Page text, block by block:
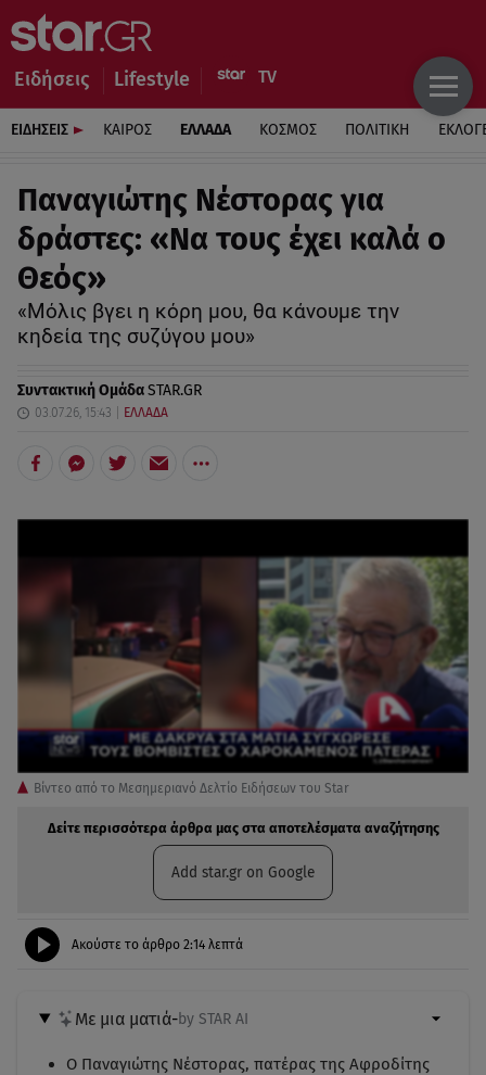
Ειδήσεις Lifestyle
ΕΙΔΗΣΕΙΣ ΚΑΙΡΟΣ ΕΛΛΑΔΑ ΚΟΣΜΟΣ ΠΟΛΙΤΙΚΗ
Παναγιώτης Νέστορας για
δράστες: «Να τους έχει καλά ο
Θεός»
«Μόλις βγει η κόρη μου, θα κάνουμε την
κηδεία της συζύγου μου»
Συντακτική ΟμάδαSTAR.GR
03.07.26, 15:43 ΕΛΛΑΔΑ
Βίντεο από το Μεσημεριανό Δελτίο Ειδήσεων του Star
Δείτε περισσότερα άρθρα μας στα αποτελέσματα αναζήτησης
Add star.gr on Google
Ακούστε το άρθρο 2:14 λεπτά
Με μια ματιά-by STAR AI
Ο Παναγιώτης Νέστορας, πατέρας της Αφροδίτης